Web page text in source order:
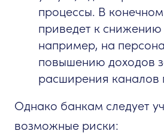
процессы. В конечном
приведет к снижению
например, на
повышению доходов
расширения каналов
Однако банкам следует
возможные риски: